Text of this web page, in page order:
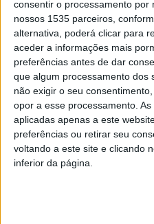
consentir o processamento por
nossos 1535 parceiros,
alternativa, poderá clicar para
aceder a informações mais
preferências antes de dar
que algum processamento dos
não exigir o seu
opor a esse processamento.
aplicadas apenas a este
preferências ou retirar seu
voltando a este site e clicando
inferior da página.
PUBLICIDADE
PUBLICIDADE
PUBLICIDADE